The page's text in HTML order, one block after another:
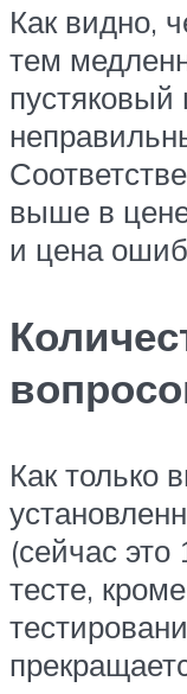
Как видно,
тем
выше в
и цена
Как только
(сейчас
тесте,